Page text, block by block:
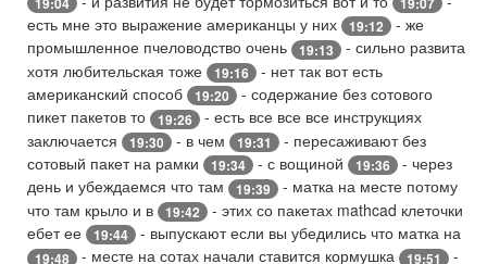
есть мне это выражение американцы у них
19:12
- же
промышленное пчеловодство очень
19:13
- сильно развита
хотя любительская тоже
19:16
- нет так вот есть
американский способ
19:20
- содержание без сотового
пикет пакетов то
19:26
- есть все все все инструкциях
заключается
19:30 - в чем 19:31
- пересаживают без
сотовый пакет на рамки
19:34 - с вощиной 19:36
- через
день и убеждаемся что там
19:39
- матка на месте потому
что там крыло и в
19:42
- этих со пакетах mathcad клеточки
ебет ее
19:44 - выпускают если вы убедились что матка на
19:48 - месте на сотах начали ставится кормушка 19:51
-